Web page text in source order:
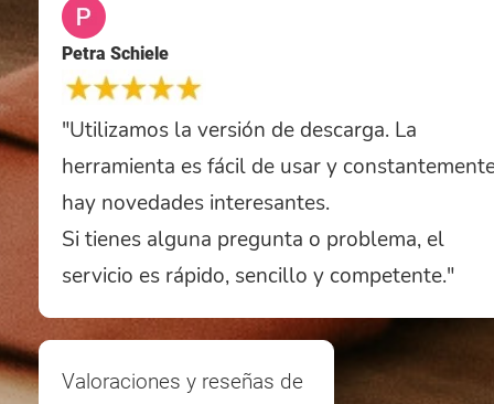
Petra Schiele
"Utilizamos la versión de descarga. La
herramienta es fácil de usar y
hay novedades interesantes.
Si tienes alguna pregunta o problema, el
servicio es rápido, sencillo y competente."
Valoraciones y reseñas de